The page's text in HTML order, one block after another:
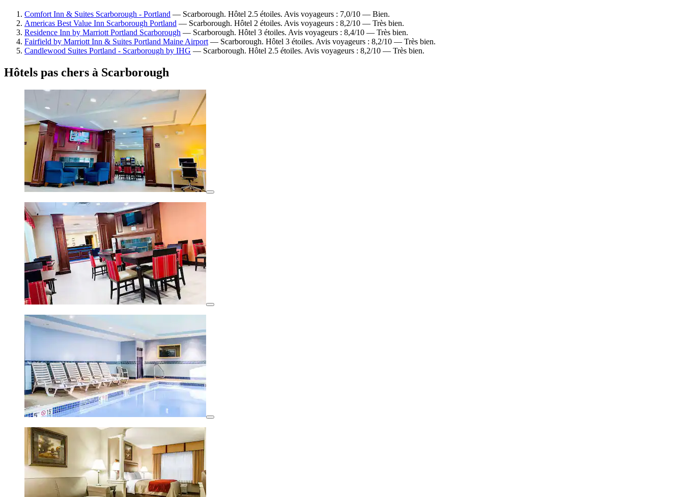
Comfort Inn & Suites Scarborough - Portland — Scarborough. Hôtel 2.5 étoiles. Avis voyageurs : 7,0/10 — Bien.
Americas Best Value Inn Scarborough Portland — Scarborough. Hôtel 2 étoiles. Avis voyageurs : 8,2/10 — Très bien.
Residence Inn by Marriott Portland Scarborough — Scarborough. Hôtel 3 étoiles. Avis voyageurs : 8,4/10 — Très bien.
Fairfield by Marriott Inn & Suites Portland Maine Airport — Scarborough. Hôtel 3 étoiles. Avis voyageurs : 8,2/10 — Très bien.
Candlewood Suites Portland - Scarborough by IHG — Scarborough. Hôtel 2.5 étoiles. Avis voyageurs : 8,2/10 — Très bien.
Hôtels pas chers à Scarborough